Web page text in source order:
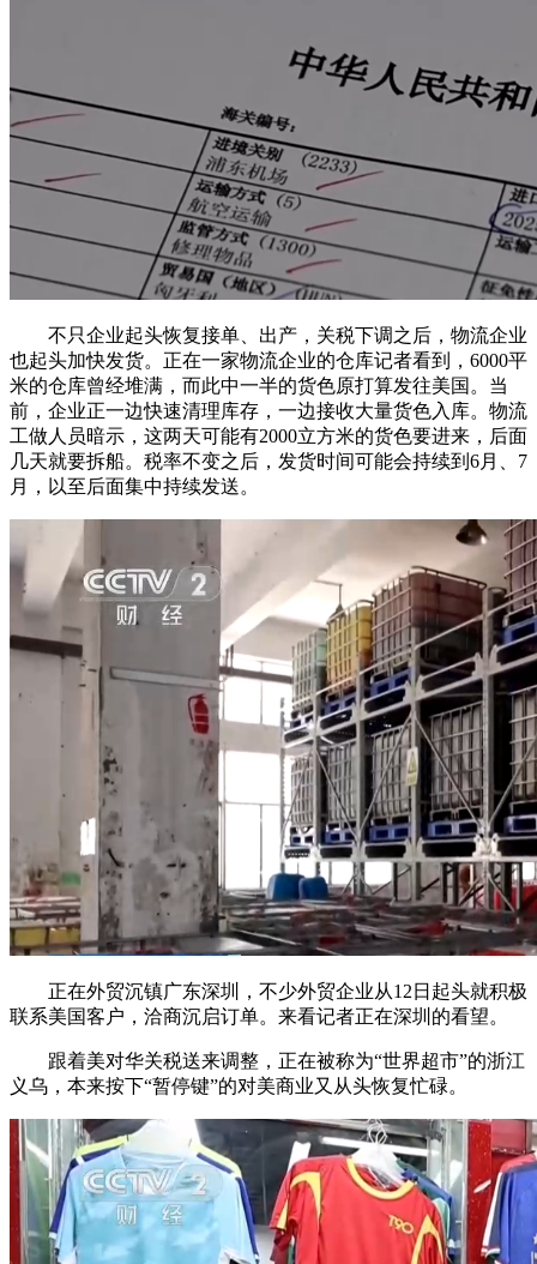
不只企业起头恢复接单、出产，关税下调之后，物流企业
也起头加快发货。正在一家物流企业的仓库记者看到，6000平
米的仓库曾经堆满，而此中一半的货色原打算发往美国。当
前，企业正一边快速清理库存，一边接收大量货色入库。物流
工做人员暗示，这两天可能有2000立方米的货色要进来，后面
几天就要拆船。税率不变之后，发货时间可能会持续到6月、7
月，以至后面集中持续发送。
正在外贸沉镇广东深圳，不少外贸企业从12日起头就积极
联系美国客户，洽商沉启订单。来看记者正在深圳的看望。
跟着美对华关税送来调整，正在被称为“世界超市”的浙江
义乌，本来按下“暂停键”的对美商业又从头恢复忙碌。